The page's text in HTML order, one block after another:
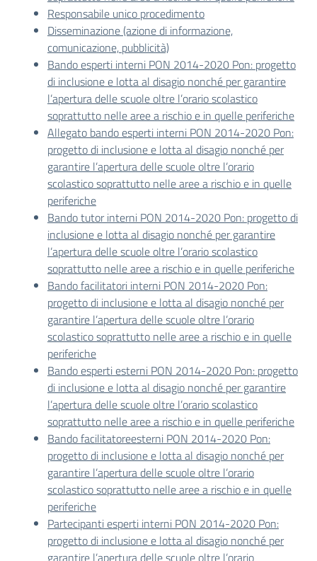
Responsabile unico procedimento
Disseminazione (azione di informazione,
comunicazione, pubblicità)
Bando esperti interni PON 2014-2020 Pon: progetto
di inclusione e lotta al disagio nonché per garantire
l’apertura delle scuole oltre l’orario scolastico
soprattutto nelle aree a rischio e in quelle periferiche
Allegato bando esperti interni PON 2014-2020 Pon:
progetto di inclusione e lotta al disagio nonché per
garantire l’apertura delle scuole oltre l’orario
scolastico soprattutto nelle aree a rischio e in quelle
periferiche
Bando tutor interni PON 2014-2020 Pon: progetto di
inclusione e lotta al disagio nonché per garantire
l’apertura delle scuole oltre l’orario scolastico
soprattutto nelle aree a rischio e in quelle periferiche
Bando facilitatori interni PON 2014-2020 Pon:
progetto di inclusione e lotta al disagio nonché per
garantire l’apertura delle scuole oltre l’orario
scolastico soprattutto nelle aree a rischio e in quelle
periferiche
Bando esperti esterni PON 2014-2020 Pon: progetto
di inclusione e lotta al disagio nonché per garantire
l’apertura delle scuole oltre l’orario scolastico
soprattutto nelle aree a rischio e in quelle periferiche
Bando facilitatoreesterni PON 2014-2020 Pon:
progetto di inclusione e lotta al disagio nonché per
garantire l’apertura delle scuole oltre l’orario
scolastico soprattutto nelle aree a rischio e in quelle
periferiche
Partecipanti esperti interni PON 2014-2020 Pon:
progetto di inclusione e lotta al disagio nonché per
garantire l’apertura delle scuole oltre l’orario